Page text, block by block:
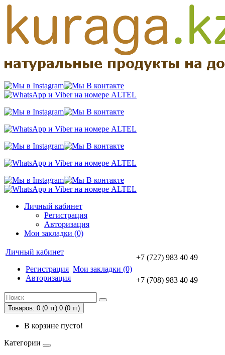
Личный кабинет
Регистрация
Авторизация
Мои закладки (0)
Личный кабинет
Регистрация
Авторизация
Мои закладки (0)
+7 (727) 983 40 49
+7 (708) 983 40 49
Товаров: 0 (0 тг) 0 (0 тг)
В корзине пусто!
Категории